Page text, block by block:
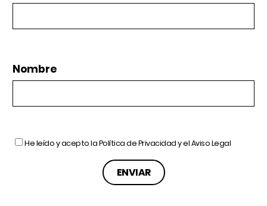
Nombre
He leído y acepto laPolítica de Privacidady elAviso Legal